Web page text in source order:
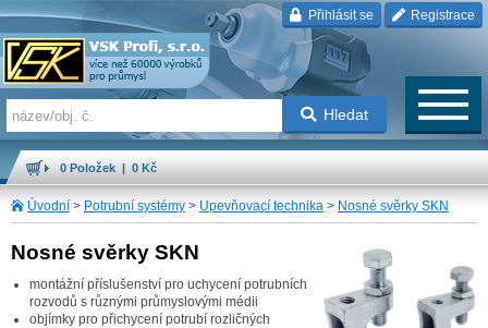
Přihlásit se Registrace
Hledat
0 Položek | 0 Kč
Úvodní > Potrubní systémy > Upevňovací technika > Nosné svěrky SKN
Nosné svěrky SKN
montážní příslušenství pro uchycení potrubních
rozvodů s různými průmyslovými médii
objímky pro přichycení potrubí rozličných